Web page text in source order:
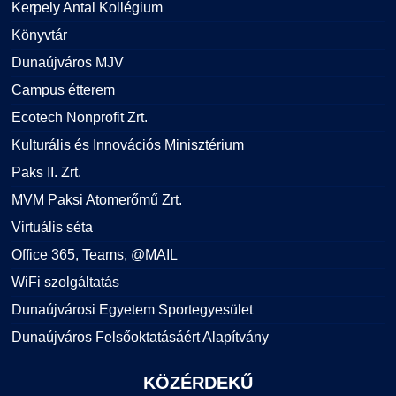
Kerpely Antal Kollégium
Könyvtár
Dunaújváros MJV
Campus étterem
Ecotech Nonprofit Zrt.
Kulturális és Innovációs Minisztérium
Paks II. Zrt.
MVM Paksi Atomerőmű Zrt.
Virtuális séta
Office 365, Teams, @MAIL
WiFi szolgáltatás
Dunaújvárosi Egyetem Sportegyesület
Dunaújváros Felsőoktatásáért Alapítvány
KÖZÉRDEKŰ